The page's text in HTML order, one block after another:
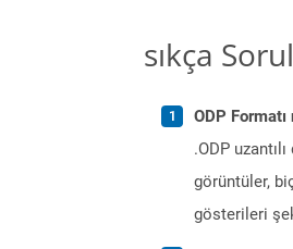
sıkça
ODP Formatı
.ODP
görüntüler,
gösterileri